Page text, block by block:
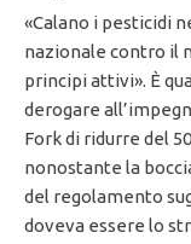
«Calano i pesticidi
nazionale contro il
principi attivi». È
derogare
Fork di ridurre del
nonostante la
del regolamento
doveva essere lo